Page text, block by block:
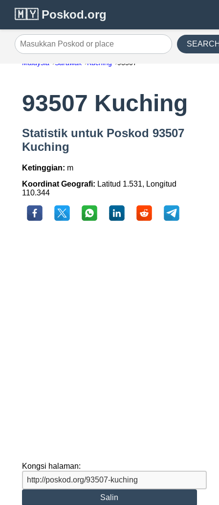
🇲🇾 Poskod.org
Masukkan Poskod or place
Malaysia Sarawak Kuching 93507
93507 Kuching
Statistik untuk Poskod 93507
Kuching
Ketinggian: m
Koordinat Geografi: Latitud 1.531, Longitud
110.344
Kongsi halaman:
Salin